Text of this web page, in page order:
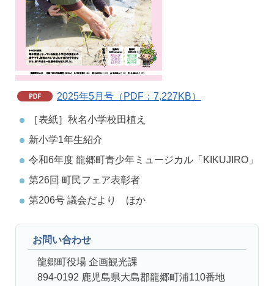
2025年5月号（PDF：7,227KB）
［表紙］秋名小学校田植え
新小学1年生紹介
令和6年度 龍郷町青少年ミュージカル「KIKUJIRO」
第26回 町民フェア表彰者
第206号 議会だより ほか
お問い合わせ
龍郷町役場 企画観光課
894-0192 鹿児島県大島郡龍郷町浦110番地